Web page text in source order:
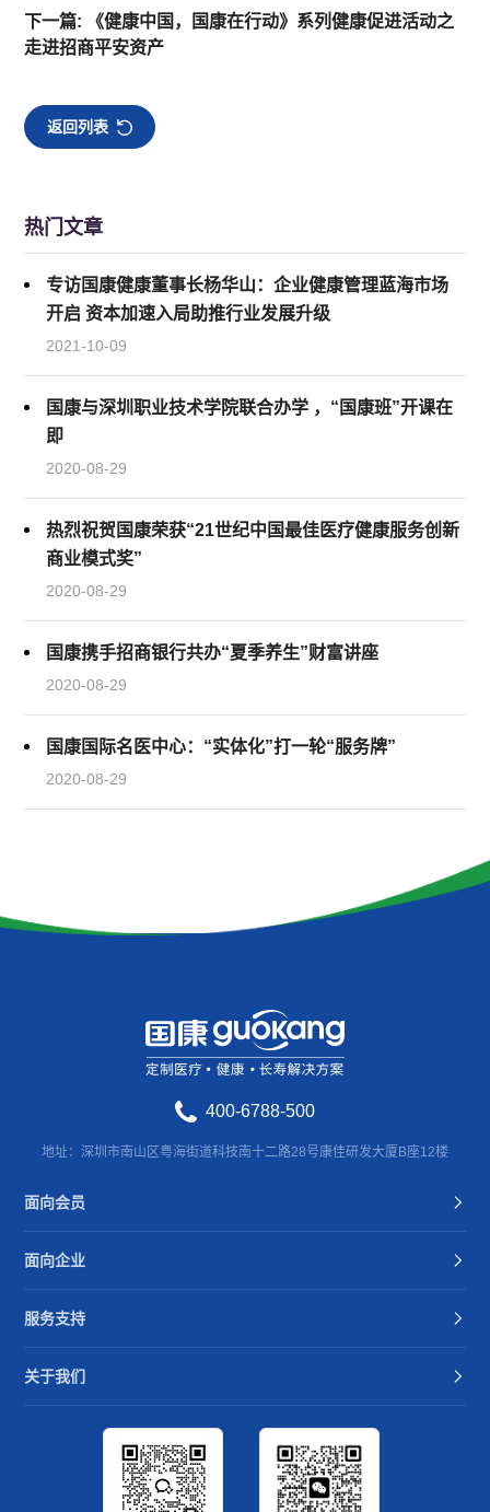
下一篇: 《健康中国，国康在行动》系列健康促进活动之
走进招商平安资产
返回列表
热门文章
专访国康健康董事长杨华山：企业健康管理蓝海市场
开启 资本加速入局助推行业发展升级
2021-10-09
国康与深圳职业技术学院联合办学 ，“国康班”开课在
即
2020-08-29
热烈祝贺国康荣获“21世纪中国最佳医疗健康服务创新
商业模式奖”
2020-08-29
国康携手招商银行共办“夏季养生”财富讲座
2020-08-29
国康国际名医中心：“实体化”打一轮“服务牌”
2020-08-29
400-6788-500
地址：深圳市南山区粤海街道科技南十二路28号康佳研发大厦B座12楼
面向会员
面向企业
服务支持
关于我们